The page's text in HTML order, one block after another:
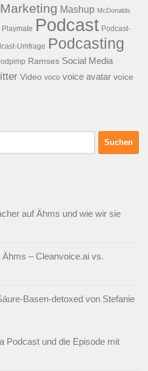
Marketing Mashup McDonalds
Playmate Podcast Podcast-
Umfrage Podcasting
Ramses Social Media
Video voco voice avatar voice
auf Ähms und wie wir sie
– Cleanvoice.ai vs.
Basen-detoxed von Stefanie
Podcast und die Episode mit